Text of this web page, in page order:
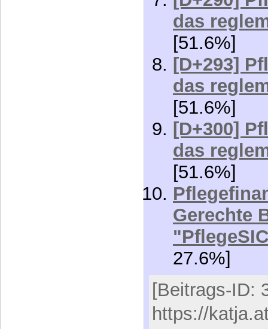
[51.6%]
[D+293]
das
[51.6%]
[D+300]
das
[51.6%]
Gerechte
27.6%]
[Beitrags-ID:
https://